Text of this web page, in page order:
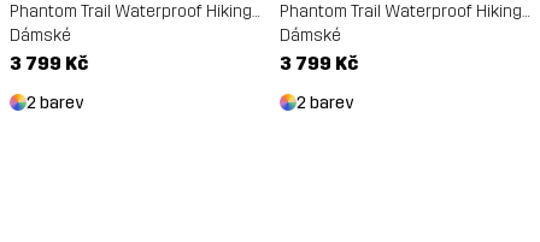
Phantom Trail Waterproof Hiking Shoe
Dámské
3 799 Kč
2 barev
Phantom Trail Waterproof Hiking Shoe
Dámské
3 799 Kč
2 barev